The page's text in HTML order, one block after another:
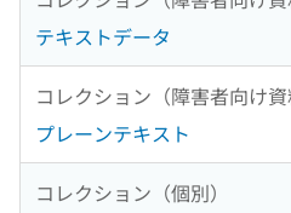
テキストデータ
コレクション（障害者向け資
プレーンテキスト
コレクション（個別）